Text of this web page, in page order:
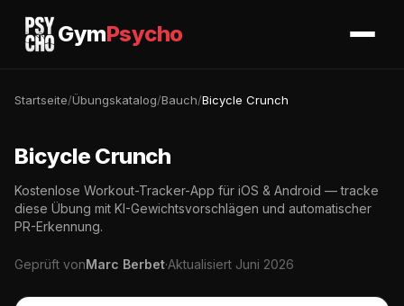
GymPsycho
Startseite/Übungskatalog/Bauch/Bicycle Crunch
Bicycle Crunch
Kostenlose Workout-Tracker-App für iOS & Android — tracke
diese Übung mit KI-Gewichtsvorschlägen und automatischer
PR-Erkennung.
Geprüft vonMarc Berbet·Aktualisiert Juni 2026